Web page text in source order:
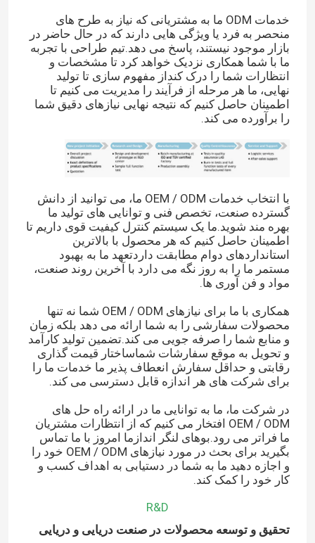
خدمات ODM ما به مشتریانی که نیاز به طرح های
منحصر به فرد یا ویژگی هایی دارند که در حال حاضر در
بازار موجود نیستند، پاسخ می دهد.تیم طراحی با تجربه
ما با شما همکاری نزدیک خواهد کرد تا مشخصات و
انتظارات شما را درک کنداز مفهوم سازی تا تولید
نهایی، ما هر مرحله از فرآیند را مدیریت می کنیم تا
اطمینان حاصل کنیم که نتیجه نهایی نیازهای دقیق شما
را برآورده می کند.
با انتخاب خدمات OEM / ODM ما، می توانید از دانش
گسترده صنعت، تخصص فنی و توانایی های تولید ما
بهره مند شوید.ما یک سیستم کنترل کیفیت قوی داریم تا
اطمینان حاصل کنیم که هر محصول با بالاترین
استانداردهای دوام مطابقت داردتعهد ما به بهبود
مستمر ما را به روز نگه می دارد با آخرین روند صنعت،
مواد و فن آوری ها.
همکاری با ما برای نیازهای OEM / ODM شما نه تنها
محصولات سفارشی را به شما ارائه می دهد بلکه زمان
و منابع شما را صرفه جویی می کند.تضمین تولید کارآمد
و تحویل به موقع سفارشات شماساختار قیمت گذاری
رقابتی و حداقل سفارش انعطاف پذیر ما خدمات ما را
برای شرکت های هر اندازه قابل دسترسی می کند.
در شرکت ما، ما به توانایی ما در ارائه راه حل های
OEM / ODM افتخار می کنیم که از انتظارات مشتریان
ما فراتر می رود.بوهای لنگر اندازما امروز با ما تماس
بگیرید برای بحث در مورد نیازهای OEM / ODM خود را
و اجازه دهید ما به شما در دستیابی به اهداف کسب و
کار خود را کمک کند.
R&D
تحقیق و توسعه محصولات در صنعت دریایی و دریایی